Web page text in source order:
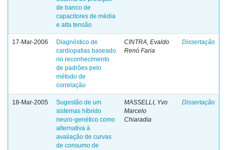
de banco de
capacitores de média
e alta tensão
17-Mar-2006
Diagnóstico de
cardiopatias baseado
no reconhecimento
de padrões pelo
método de
correlação
CINTRA, Evaldo
Renó Faria
Dissertação
18-Mar-2005
Sugestão de um
sistemas híbrido
neuro-genético como
alternativa à
avaliação de curvas
de consumo de
MASSELLI, Yvo
Marcelo
Chiaradia
Dissertação